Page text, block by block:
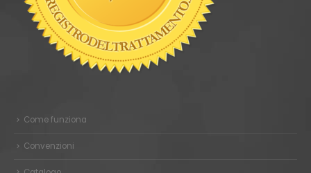
Come funziona
Convenzioni